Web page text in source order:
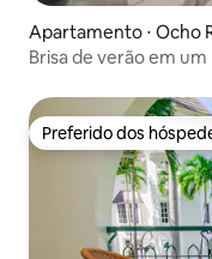
Apartamento ⋅ Ocho
Brisa de verão em
Preferido dos
Preferido dos